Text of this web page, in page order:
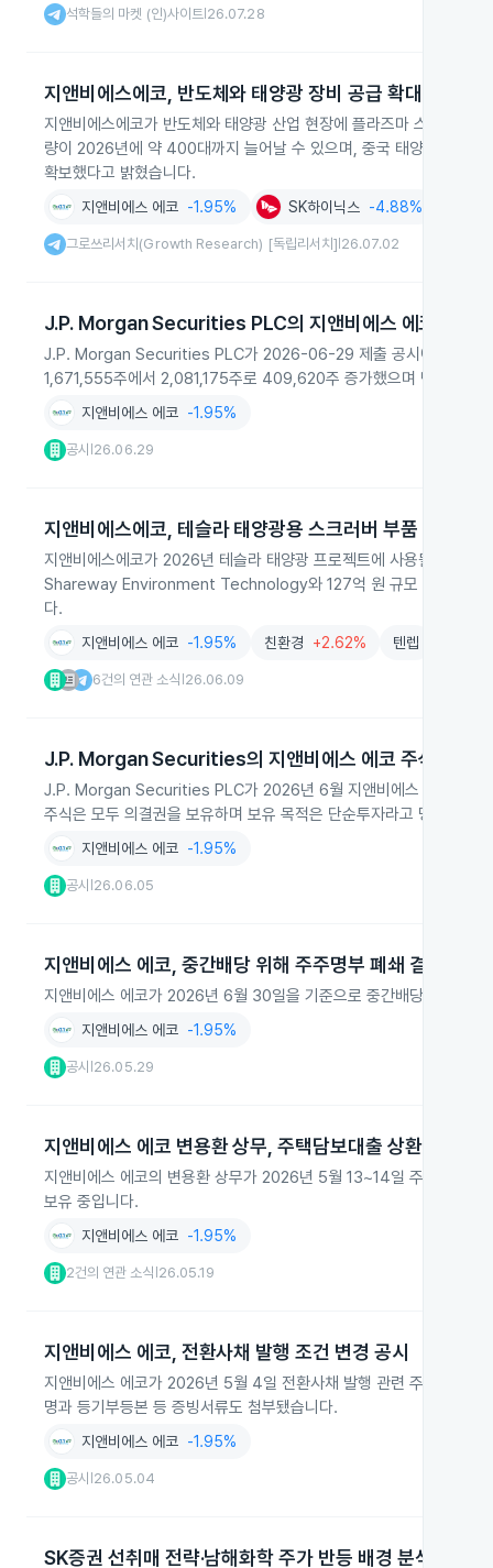
석학들의 마켓 (인)사이트 26.07.28
지앤비에스에코, 반도체와 태양광 장비 공급 확대
지앤비에스에코가 반도체와 태양광 산업 현장에 플라즈마 스크러버
량이 2026년에 약 400대까지 늘어날 수 있으며, 중국 태양광 시장
확보했다고 밝혔습니다.
지앤비에스 에코 -1.95% SK하이닉스 -4.88%
그로쓰리서치(Growth Research) [독립리서치] 26.07.02
J.P. Morgan Securities PLC의 지앤비에스 에코 지분
J.P. Morgan Securities PLC가 2026-06-29 제출 공시에서 지앤
1,671,555주에서 2,081,175주로 409,620주 증가했으며 단순투자
지앤비에스 에코 -1.95%
공시 26.06.29
지앤비에스에코, 테슬라 태양광용 스크러버 부품 공급 시
지앤비에스에코가 2026년 테슬라 태양광 프로젝트에 사용될 스크러
Shareway Environment Technology와 127억 원 규모 계약을 체
다.
지앤비에스 에코 -1.95% 친환경 +2.62% 텐렙
6건의 연관 소식 26.06.09
J.P. Morgan Securities의 지앤비에스 에코 주식 취득
J.P. Morgan Securities PLC가 2026년 6월 지앤비에스 에코 주식
주식은 모두 의결권을 보유하며 보유 목적은 단순투자라고 명시했습
지앤비에스 에코 -1.95%
공시 26.06.05
지앤비에스 에코, 중간배당 위해 주주명부 폐쇄 결정
지앤비에스 에코가 2026년 6월 30일을 기준으로 중간배당을 위해
지앤비에스 에코 -1.95%
공시 26.05.29
지앤비에스 에코 변용환 상무, 주택담보대출 상환 위해 주
지앤비에스 에코의 변용환 상무가 2026년 5월 13~14일 주식
보유 중입니다.
지앤비에스 에코 -1.95%
2건의 연관 소식 26.05.19
지앤비에스 에코, 전환사채 발행 조건 변경 공시
지앤비에스 에코가 2026년 5월 4일 전환사채 발행 관련 주요사항보
명과 등기부등본 등 증빙서류도 첨부됐습니다.
지앤비에스 에코 -1.95%
공시 26.05.04
SK증권 선취매 전략·남해화학 주가 반등 배경 분석